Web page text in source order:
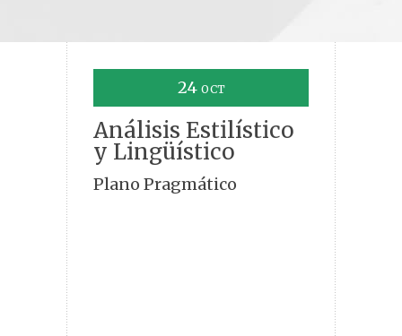
24 OCT
Análisis Estilístico
y Lingüístico
Plano Pragmático